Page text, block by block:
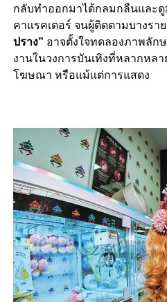
กลับทำออกมาได้กลมกลืนและ
คาแรคเตอร์ จนผู้ติดตามบางรา
ปราง” อาจตั้งใจทดลองภาพลัก
งานในวงการบันเทิงที่หลากหล
โฆษณา หรือแม้แต่การแสดง